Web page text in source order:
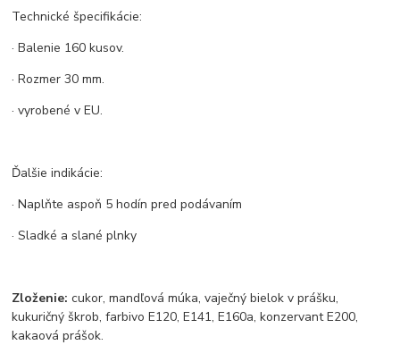
Technické špecifikácie:
· Balenie 160 kusov.
· Rozmer 30 mm.
· vyrobené v EU.
Ďalšie indikácie:
· Naplňte aspoň 5 hodín pred podávaním
· Sladké a slané plnky
Zloženie: cukor, mandľová múka, vaječný bielok v prášku,
kukuričný škrob, farbivo E120, E141, E160a, konzervant E200,
kakaová prášok.